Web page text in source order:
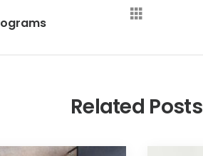
Related Posts